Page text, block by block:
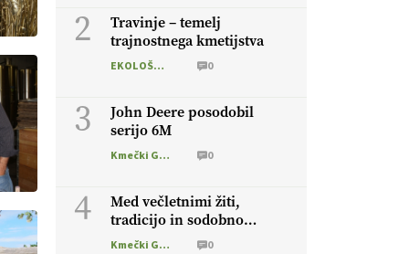
2
Travinje – temelj
trajnostnega kmetijstva
EKOLOŠKO LOGIČNO 0
3
John Deere posodobil
serijo 6M
Kmečki Glas 0
4
Med večletnimi žiti,
tradicijo in sodobno
oskrbo tal
Kmečki Glas 0